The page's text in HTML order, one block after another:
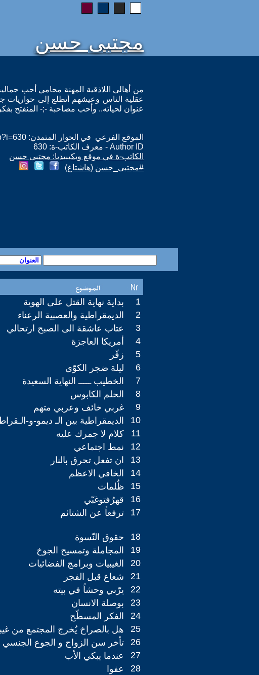
مجتبى حسن
من أهالي اللاذقية المهنة محامي أحب
عقلية الناس وعيشهم أتطلع إلى حواريات
عنوان لحياته.. وأحب مصاحبة -;- المنفتح
الموقع الفرعي في الحوار المتمدن: https://www.ahewar.org/m.asp?i=630
Author ID - معرف الكاتب-ة: 630
الكاتب-ة في موقع ويكيبيديا: مجتبى حسن
#مجتبى_حسن (هاشتاغ)
بداية نهاية القتل على الهوية
1
الديمقراطية والعصبية الرعناء
2
عتاب عاشقة الى الصبح ارتحالي
3
أمريكا العاجزة
4
زفّر
5
ليلة ضجر الكوّى
6
الخطيب ـــــ النهاية السعيدة
7
الحلم الكابوس
8
غربي خائف وعربي متهم
9
الديمقراطية بين الـ ديمو-و-
10
كلام لا جمرك عليه
11
نمط اجتماعي
12
ان تفعل تحرق بالنار
13
الخافي الاعظم
14
ظُلمات
15
قهرُفتوغبّي
16
ترفعاً عن الشتائم 17
حقوق النّسوة
18
المجاملة وتمسيح الجوخ
19
الغيبيات وبرامج الفضائيات
20
شعاع قبل الفجر
21
يرّبي وحشاً في بيته
22
بوصلة الانسان
23
الفكر المسطّح
24
هل بالصراخ يُخرج المجتمع من
25
تأخر سن الزواج و الجوع الجنسي
26
عندما يبكي الأب
27
عفوا 28